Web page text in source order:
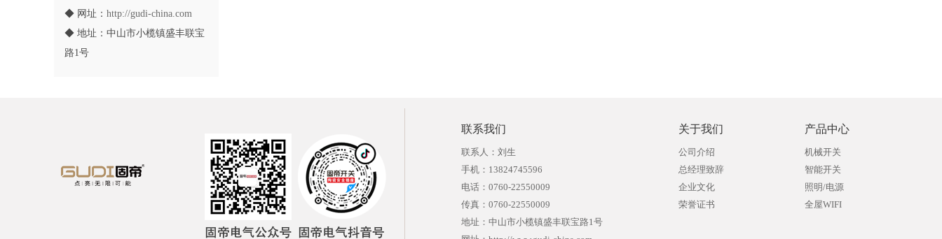
◆ 网址： http://gudi-china.com
◆ 地址：中山市小榄镇盛丰联宝
路1号
联系我们
联系人：刘生
手机：13824745596
电话：0760-22550009
传真：0760-22550009
地址：中山市小榄镇盛丰联宝路1号
关于我们
公司介绍
总经理致辞
企业文化
荣誉证书
产品中心
机械开关
智能开关
照明/电源
全屋WIFI